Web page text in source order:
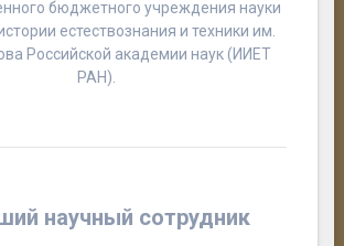
бюджетного учреждения науки
естествознания и техники им.
Российской академии наук (ИИЕТ
РАН).
научный сотрудник